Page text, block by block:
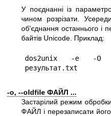
У поєднанні із
чином розрізати.
об'єднання останнього і
байтів Unicode. Приклад:
dos2unix -e -O
-o, --oldfile ФАЙЛ ...
Застарілий режим
ФАЙЛ і перезаписати